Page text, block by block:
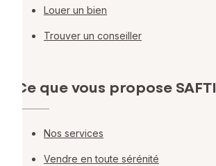
Louer un bien
Trouver un conseiller
Ce que vous propose SAFTI
Nos services
Vendre en toute sérénité